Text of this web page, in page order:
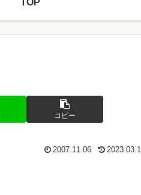
コピー
2007.11.06